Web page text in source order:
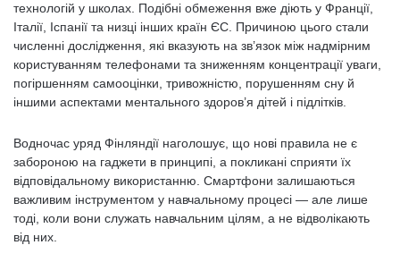
технологій у школах. Подібні обмеження вже діють у Франції,
Італії, Іспанії та низці інших країн ЄС. Причиною цього стали
численні дослідження, які вказують на зв’язок між надмірним
користуванням телефонами та зниженням концентрації уваги,
погіршенням самооцінки, тривожністю, порушенням сну й
іншими аспектами ментального здоров’я дітей і підлітків.
Водночас уряд Фінляндії наголошує, що нові правила не є
забороною на гаджети в принципі, а покликані сприяти їх
відповідальному використанню. Смартфони залишаються
важливим інструментом у навчальному процесі — але лише
тоді, коли вони служать навчальним цілям, а не відволікають
від них.